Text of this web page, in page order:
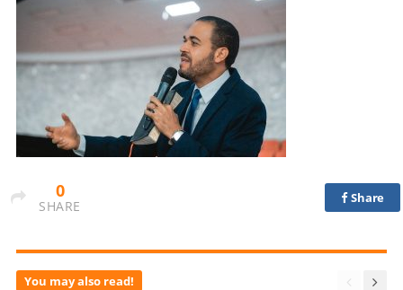
0
SHARE
Share
You may also read!